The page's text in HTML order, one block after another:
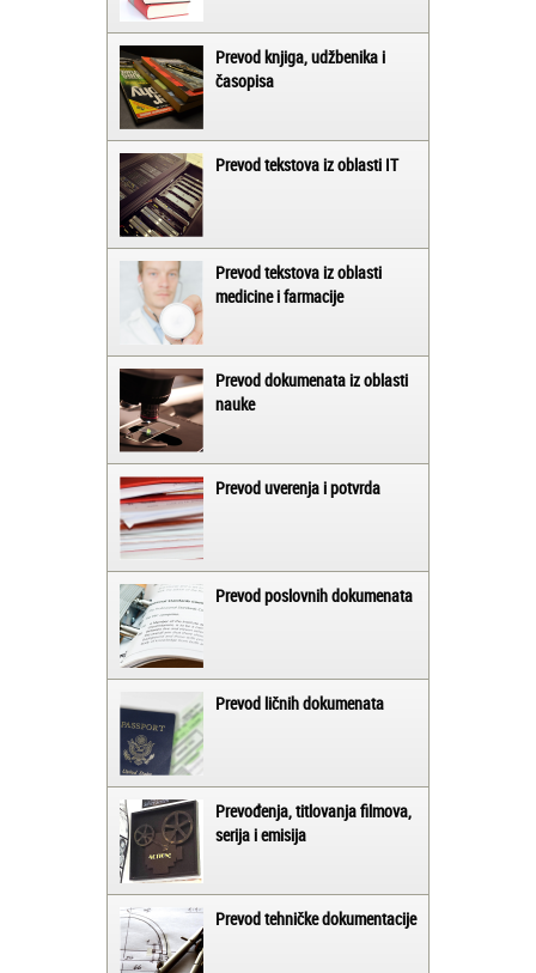
Prevod knjiga, udžbenika i
časopisa
Prevod tekstova iz oblasti IT
Prevod tekstova iz oblasti
medicine i farmacije
Prevod dokumenata iz oblasti
nauke
Prevod uverenja i potvrda
Prevod poslovnih dokumenata
Prevod ličnih dokumenata
Prevođenja, titlovanja filmova,
serija i emisija
Prevod tehničke dokumentacije